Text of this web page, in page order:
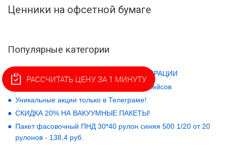
Ценники на офсетной бумаге
Популярные категории
АКЦИИ - СКАЧАЙТЕ ПРАЙС БЕЗ РЕГИСТРАЦИИ
НОВЫЙ РАЗДЕЛ! Упаковка для маркетплейсов
Уникальные акции только в Телеграме!
СКИДКА 20% НА ВАКУУМНЫЕ ПАКЕТЫ!
Пакет фасовочный ПНД 30*40 рулон синяя 500 1/20 от 20
рулонов - 138,4 руб.
РАССЧИТАТЬ ЦЕНУ ЗА 1 МИНУТУ